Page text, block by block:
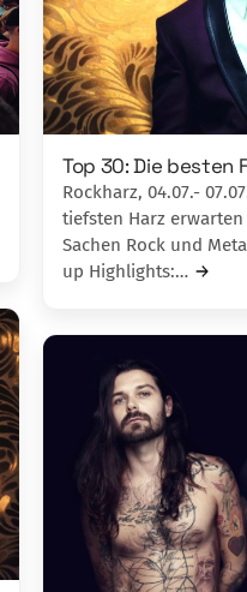
Top 30: Die besten
Rockharz, 04.07.-
tiefsten Harz
Sachen Rock und
up Highlights:…